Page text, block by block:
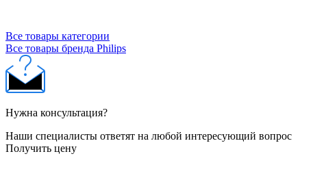
Все товары категории
Все товары бренда Philips
Нужна консультация?
Наши специалисты ответят на любой интересующий вопрос
Получить цену